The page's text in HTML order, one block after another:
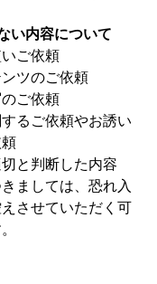
い内容について
いご依頼
ンツのご依頼
のご依頼
るご依頼やお誘い
と判断した内容
ましては、恐れ入
させていただく可